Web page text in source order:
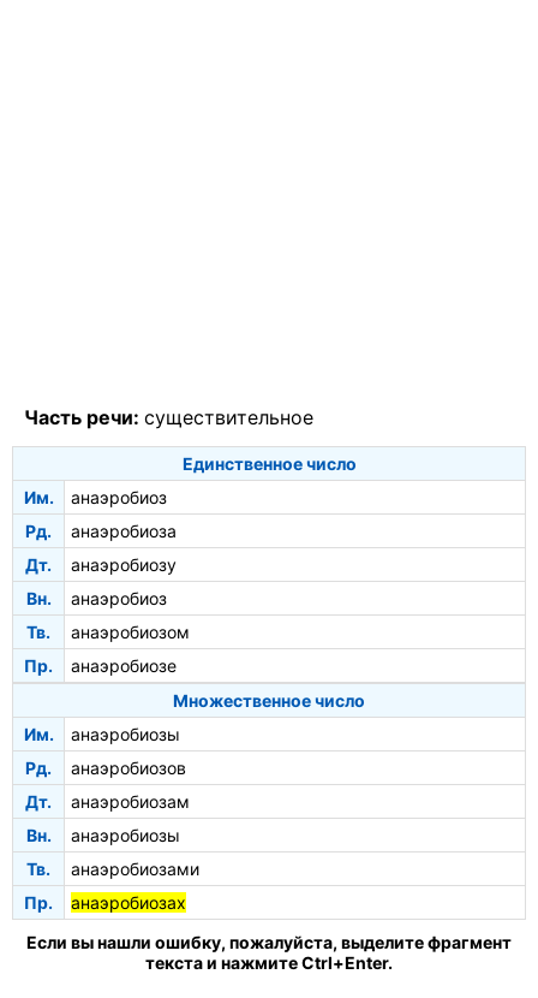
Часть речи: существительное
Единственное число
Им.
анаэробиоз
Рд.
анаэробиоза
Дт.
анаэробиозу
Вн.
анаэробиоз
Тв.
анаэробиозом
Пр.
анаэробиозе
Множественное число
Им.
анаэробиозы
Рд.
анаэробиозов
Дт.
анаэробиозам
Вн.
анаэробиозы
Тв.
анаэробиозами
Пр.
анаэробиозах
Если вы нашли ошибку, пожалуйста, выделите фрагмент
текста и нажмите Ctrl+Enter.